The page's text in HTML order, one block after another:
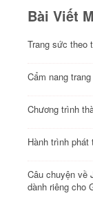
Bài Viết
Trang sức theo
Cẩm nang
Chương trình
Hành trình
Câu chuyện về
dành riêng cho